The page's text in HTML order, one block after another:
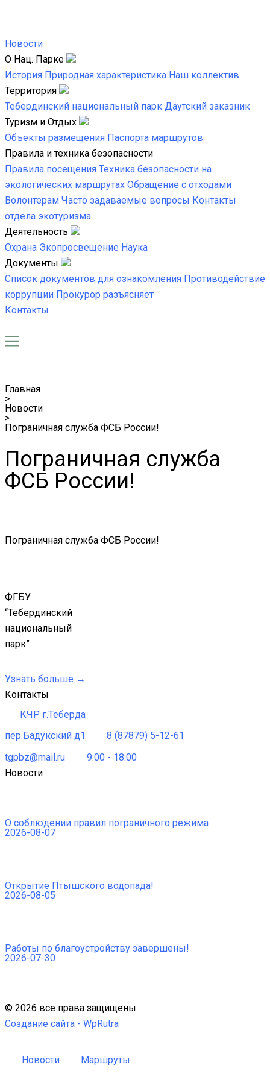
Новости
О Нац. Парке
История Природная характеристика Наш коллектив
Территория
Тебердинский национальный парк Даутский заказник
Туризм и Отдых
Объекты размещения Паспорта маршрутов
Правила и техника безопасности
Правила посещения Техника безопасности на
экологических маршрутах Обращение с отходами
Волонтерам Часто задаваемые вопросы Контакты
отдела экотуризма
Деятельность
Охрана Экопросвещение Наука
Документы
Список документов для ознакомления Противодействие
коррупции Прокурор разъясняет
Контакты
Главная
>
Новости
>
Пограничная служба ФСБ России!
Пограничная служба
ФСБ России!
Пограничная служба ФСБ России!
ФГБУ
“Тебердинский
национальный
парк”
Узнать больше →
Контакты
КЧР г.Теберда
пер.Бадукский д1
8 (87879) 5-12-61
tgpbz@mail.ru
9:00 - 18:00
Новости
О соблюдении правил пограничного режима
2026-08-07
Открытие Птышского водопада!
2026-08-05
Работы по благоустройству завершены!
2026-07-30
© 2026 все права защищены
Создание сайта - WpRutra
Новости Маршруты